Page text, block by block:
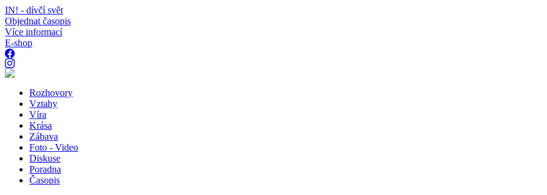
IN! - dívčí svět
Objednat časopis
Více informací
E-shop
Rozhovory
Vztahy
Víra
Krása
Zábava
Foto - Video
Diskuse
Poradna
Časopis